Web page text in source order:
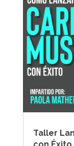
Taller
con Éxito